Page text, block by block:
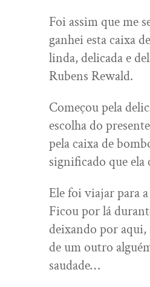
Foi assim que me
ganhei esta caixa
linda, delicada e
Rubens Rewald.
Começou pela
escolha do
pela caixa de
significado que ela
Ele foi viajar para
Ficou por lá
deixando por aqui,
de um outro
saudade…